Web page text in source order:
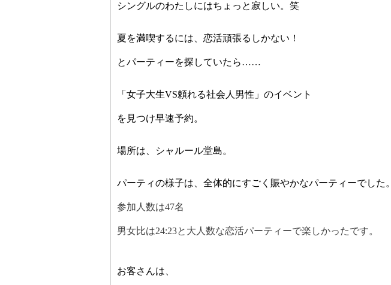
シングルのわたしにはちょっと寂しい。笑
夏を満喫するには、恋活頑張るしかない！
とパーティーを探していたら……
「女子大生VS頼れる社会人男性」のイベント
を見つけ早速予約。
場所は、シャルール堂島。
パーティの様子は、全体的にすごく賑やかなパーティーでした。
参加人数は47名
男女比は24:23と大人数な恋活パーティーで楽しかったです。
お客さんは、